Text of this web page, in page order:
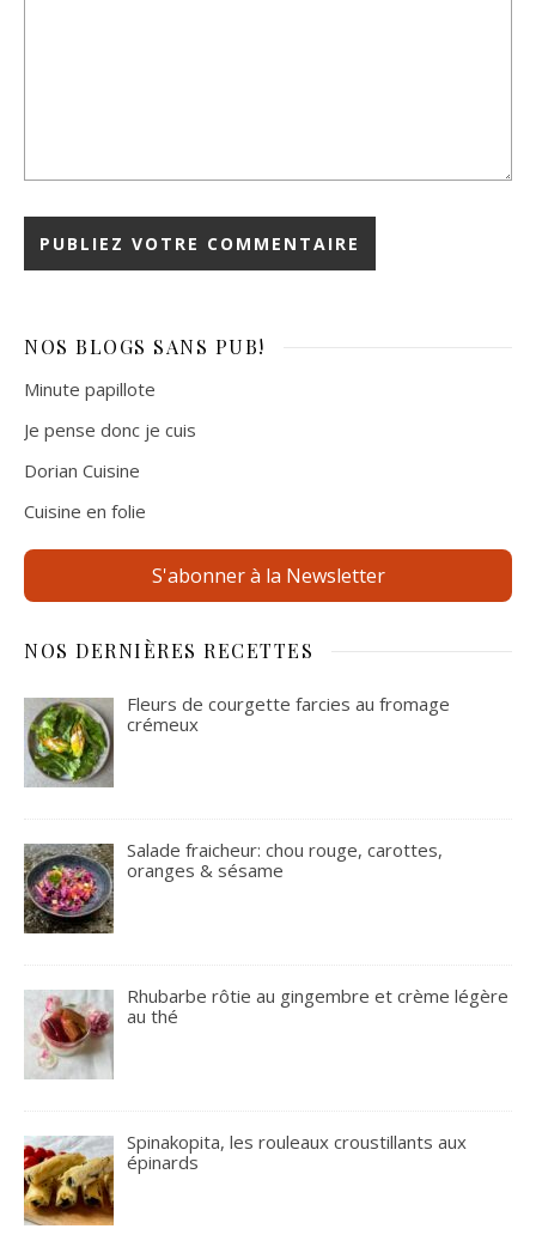
NOS BLOGS SANS PUB!
Minute papillote
Je pense donc je cuis
Dorian Cuisine
Cuisine en folie
S'abonner à la Newsletter
NOS DERNIÈRES RECETTES
Fleurs de courgette farcies au fromage
crémeux
Salade fraicheur: chou rouge, carottes,
oranges & sésame
Rhubarbe rôtie au gingembre et crème légère
au thé
Spinakopita, les rouleaux croustillants aux
épinards